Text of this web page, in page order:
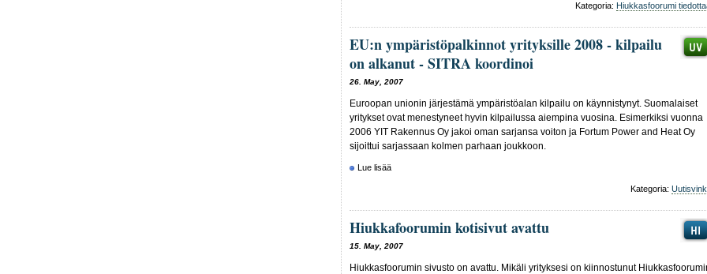
Kategoria: Hiukkasfoorumi
EU:n ympäristöpalkinnot yrityksille 2008 - kilpailu
on alkanut - SITRA koordinoi
26. May, 2007
Euroopan unionin järjestämä ympäristöalan kilpailu on käynnistynyt. Suomalaiset
yritykset ovat menestyneet hyvin kilpailussa aiempina vuosina. Esimerkiksi vuonna
2006 YIT Rakennus Oy jakoi oman sarjansa voiton ja Fortum Power and Heat Oy
sijoittui sarjassaan kolmen parhaan joukkoon.
Lue lisää
Kategoria:
Hiukkafoorumin kotisivut avattu
15. May, 2007
Hiukkasfoorumin sivusto on avattu. Mikäli yrityksesi on kiinnostunut